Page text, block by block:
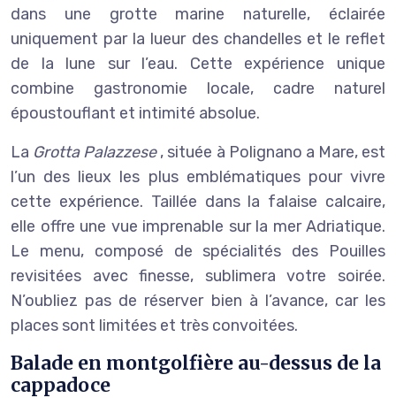
dans une grotte marine naturelle, éclairée
uniquement par la lueur des chandelles et le reflet
de la lune sur l’eau. Cette expérience unique
combine gastronomie locale, cadre naturel
époustouflant et intimité absolue.
La Grotta Palazzese, située à Polignano a Mare, est
l’un des lieux les plus emblématiques pour vivre
cette expérience. Taillée dans la falaise calcaire,
elle offre une vue imprenable sur la mer Adriatique.
Le menu, composé de spécialités des Pouilles
revisitées avec finesse, sublimera votre soirée.
N’oubliez pas de réserver bien à l’avance, car les
places sont limitées et très convoitées.
Balade en montgolfière au-dessus de la
cappadoce